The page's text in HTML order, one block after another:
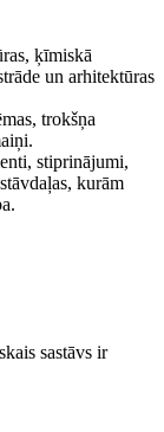
ķīmiskā
un arhitektūras
trokšņa
stiprinājumi,
kurām
sastāvs ir